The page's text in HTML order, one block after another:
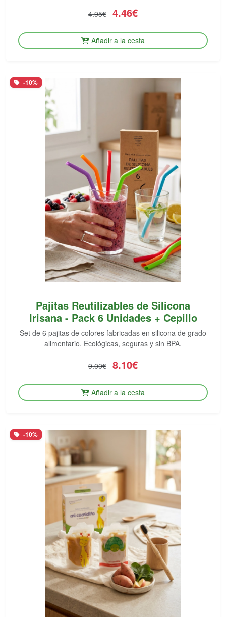
4.95€ 4.46€
Añadir a la cesta
-10%
Pajitas Reutilizables de Silicona
Irisana - Pack 6 Unidades + Cepillo
Set de 6 pajitas de colores fabricadas en silicona de grado
alimentario. Ecológicas, seguras y sin BPA.
9.00€ 8.10€
Añadir a la cesta
-10%